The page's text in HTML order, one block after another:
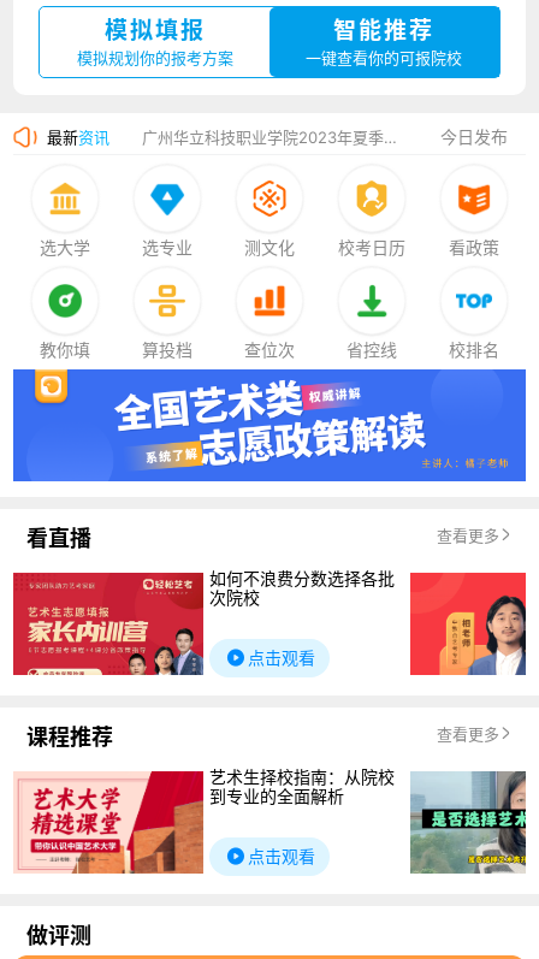
模拟填报
模拟规划你的报考方案
智能推荐
一键查看你的可报院校
最新资讯
香港中文大学（深圳）2023年夏季高考招生简章
广州华立科技职业学院2023年夏季高考招生简章
湛江幼儿师范专科学校2023年夏季高考招生简章
今日发布
选大学 选专业 测文化 校考日历 看政策
教你填 算投档 查位次 省控线 校排名
看直播 查看更多
如何不浪费分数选择各批
次院校
点击观看
课程推荐 查看更多
艺术生择校指南：从院校
到专业的全面解析
点击观看
做评测